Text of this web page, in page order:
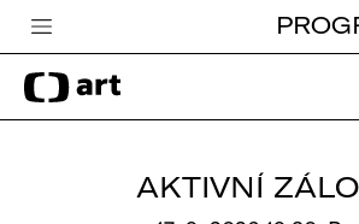
Česká televize
Zpravodajství
AKTIVNÍ